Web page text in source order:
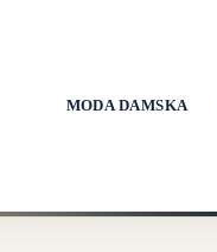
MODA DAMSKA